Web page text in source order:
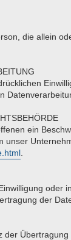
die allein
ein
der